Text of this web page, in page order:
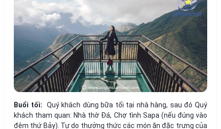
Buổi tối:
Quý khách dùng bữa tối tại nhà hàng, sau đó Quý
khách tham quan: Nhà thờ Đá, Chợ tình Sapa (nếu đúng vào
đêm thứ Bảy). Tự do thưởng thức các món ăn đặc trưng của